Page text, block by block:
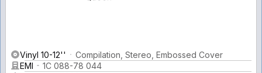
Vinyl 10-12''
Compilation, Stereo, Embossed Cover
EMI
1C 088-78 044